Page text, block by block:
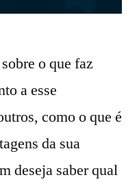
o que faz
a esse
como o que é
da sua
deseja saber qual